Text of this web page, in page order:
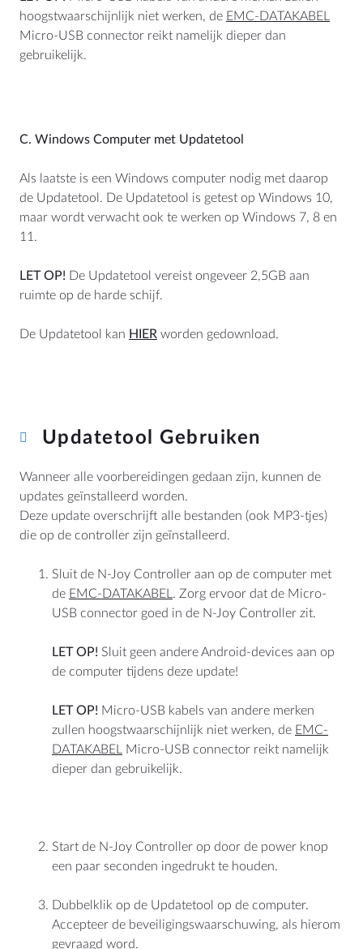
hoogstwaarschijnlijk niet werken, de EMC-DATAKABEL
Micro-USB connector reikt namelijk dieper dan
gebruikelijk.
C. Windows Computer met Updatetool
Als laatste is een Windows computer nodig met daarop
de Updatetool. De Updatetool is getest op Windows 10,
maar wordt verwacht ook te werken op Windows 7, 8 en
11.
LET OP! De Updatetool vereist ongeveer 2,5GB aan
ruimte op de harde schijf.
De Updatetool kan HIER worden gedownload.
Updatetool Gebruiken
Wanneer alle voorbereidingen gedaan zijn, kunnen de
updates geïnstalleerd worden.
Deze update overschrijft alle bestanden (ook MP3-tjes)
die op de controller zijn geïnstalleerd.
Sluit de N-Joy Controller aan op de computer met
de EMC-DATAKABEL . Zorg ervoor dat de Micro-
USB connector goed in de N-Joy Controller zit.
LET OP! Sluit geen andere Android-devices aan op
de computer tijdens deze update!
LET OP! Micro-USB kabels van andere merken
zullen hoogstwaarschijnlijk niet werken, de EMC-
DATAKABEL
Micro-USB connector reikt namelijk
dieper dan gebruikelijk.
Start de N-Joy Controller op door de power knop
een paar seconden ingedrukt te houden.
Dubbelklik op de Updatetool op de computer.
Accepteer de beveiligingswaarschuwing, als hierom
gevraagd word.